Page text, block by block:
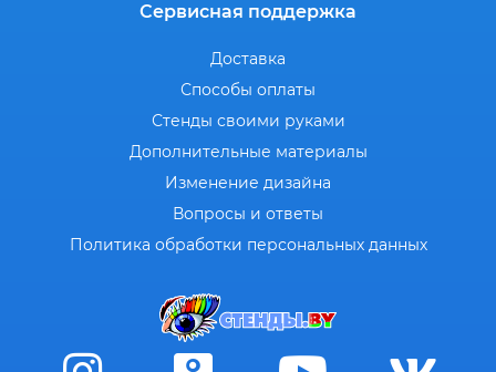
Сервисная поддержка
Доставка
Способы оплаты
Стенды своими руками
Дополнительные материалы
Изменение дизайна
Вопросы и ответы
Политика обработки персональных данных